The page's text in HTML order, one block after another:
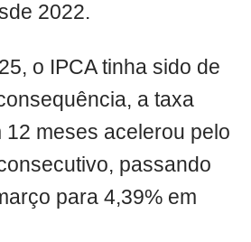
2022.
o IPCA tinha sido de
a taxa
12 meses acelerou pelo
passando
para 4,39% em